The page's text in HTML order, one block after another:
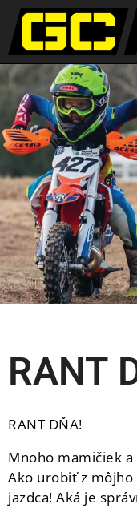
RANT
RANT DŇA!
Mnoho mamičiek
Ako urobiť z
jazdca! Aká je